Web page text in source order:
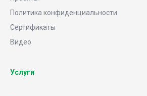
Политика конфиденциальности
Сертификаты
Видео
Услуги